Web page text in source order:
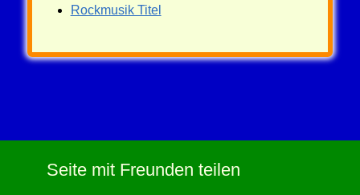
Rockmusik Titel
Seite mit Freunden teilen